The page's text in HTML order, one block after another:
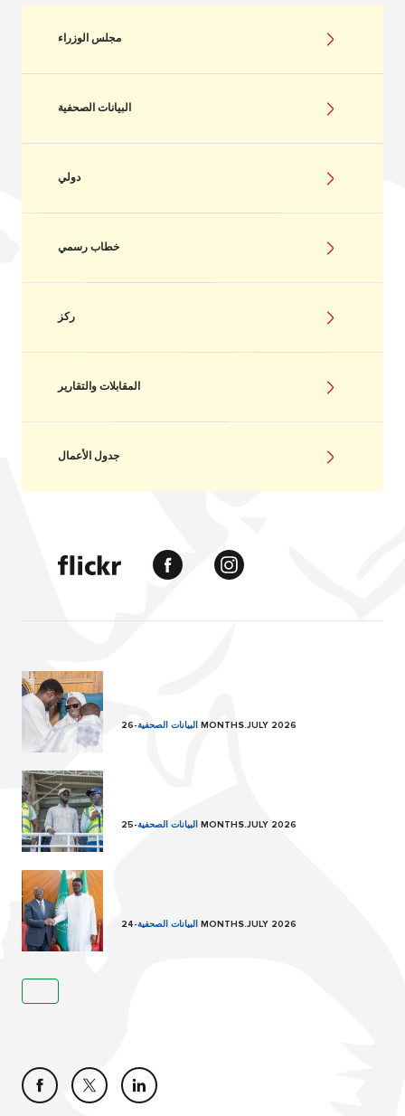
مجلس الوزراء
البيانات الصحفية
دولي
خطاب رسمي
ركز
المقابلات والتقارير
جدول الأعمال
البيانات الصحفية- 26 MONTHS.JULY 2026
البيانات الصحفية- 25 MONTHS.JULY 2026
البيانات الصحفية- 24 MONTHS.JULY 2026